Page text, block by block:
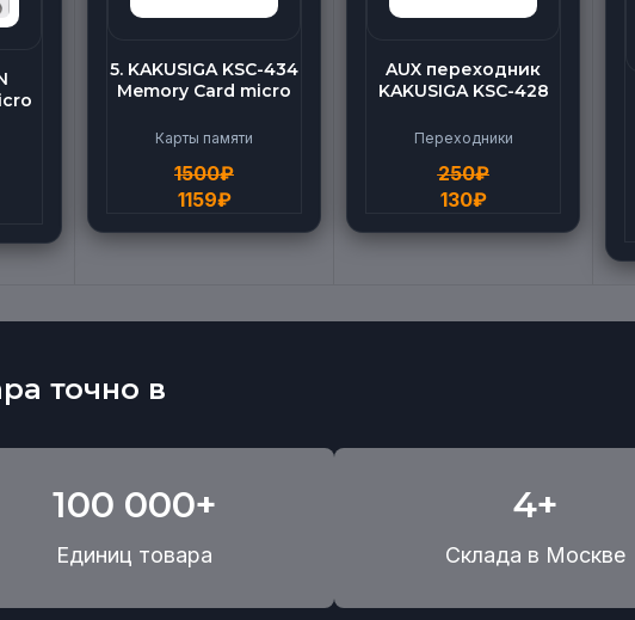
5. KAKUSIGA KSC-434
Memory Card micro
Speed (128G)
Карты памяти
1500₽
1159₽
AUX переходник
KAKUSIGA KSC-428
Переходники
250₽
130₽
точно в
100 000+
Единиц товара
4+
Склада в Москве